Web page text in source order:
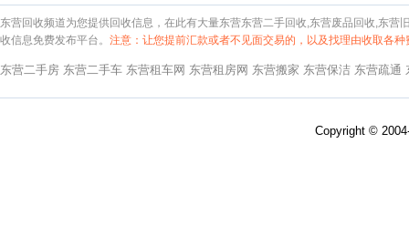
东营回收频道为您提供回收信息，在此有大量东营东营二手回收,东营废品回收,东
收信息免费发布平台。 注意：让您提前汇款或者不见面交易的，以及找理由收取各
东营二手房 东营二手车 东营租车网 东营租房网 东营搬家 东营保洁 东营疏通
Copyright ©